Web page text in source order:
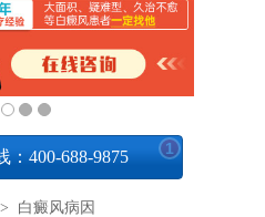
：400-688-9875 1
> 白癜风病因